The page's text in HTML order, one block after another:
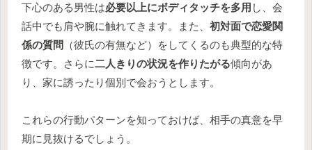
下心のある男性は必要以上にボディタッチを多用 し、会
話中でも肩や腕に触れてきます。また、 初対面で恋愛関
係の質問
（彼氏の有無など）をしてくるのも典型的な特
徴です。さらに二人きりの状況を作りたがる傾向があ
り、家に誘ったり個別で会おうとします。
これらの行動パターンを知っておけば、相手の真意を早
期に見抜けるでしょう。